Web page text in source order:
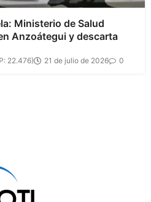
Ministerio de Salud
Anzoátegui y descarta
22.476) 21 de julio de 2026 0